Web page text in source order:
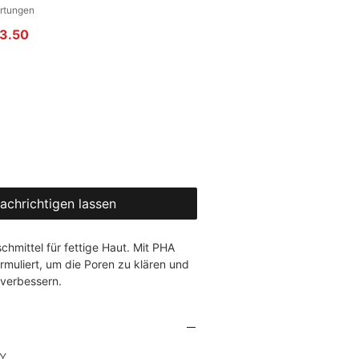
5.0 von fünf Sternen, basierend auf 2 Bewertungen.
Sale-Preis
lassen
für fettige Haut. Mit PHA
um die Poren zu klären und